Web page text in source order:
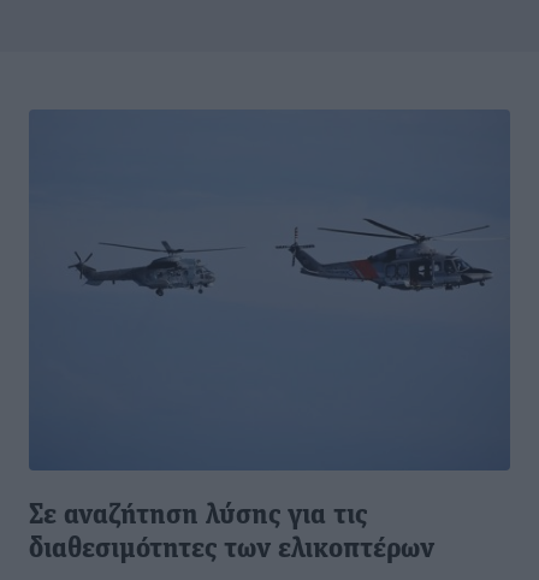
Σε αναζήτηση λύσης για τις
διαθεσιμότητες των ελικοπτέρων